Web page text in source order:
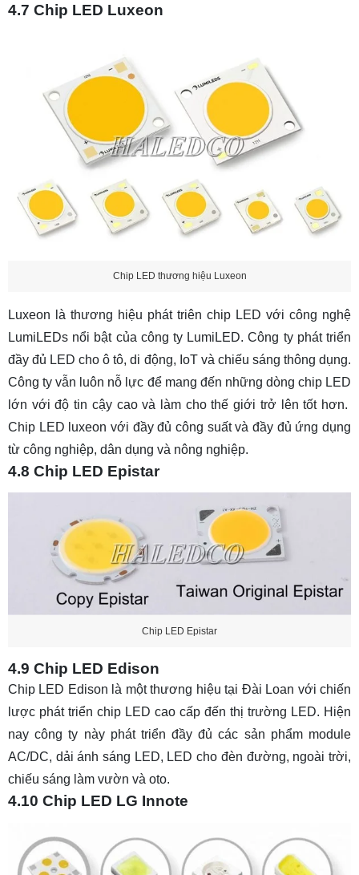
4.7 Chip LED Luxeon
Chip LED thương hiệu Luxeon
Luxeon là thương hiệu phát triên chip LED với công nghệ
LumiLEDs nổi bật của công ty LumiLED. Công ty phát triển
đầy đủ LED cho ô tô, di động, IoT và chiếu sáng thông dụng.
Công ty vẫn luôn nỗ lực để mang đến những dòng chip LED
lớn với độ tin cậy cao và làm cho thế giới trở lên tốt hơn.
Chip LED luxeon với đầy đủ công suất và đầy đủ ứng dụng
từ công nghiệp, dân dụng và nông nghiệp.
4.8 Chip LED Epistar
Chip LED Epistar
4.9 Chip LED Edison
Chip LED Edison là một thương hiệu tại Đài Loan với chiến
lược phát triển chip LED cao cấp đến thị trường LED. Hiện
nay công ty này phát triển đầy đủ các sản phẩm module
AC/DC, dải ánh sáng LED, LED cho đèn đường, ngoài trời,
chiếu sáng làm vườn và oto.
4.10 Chip LED LG Innote